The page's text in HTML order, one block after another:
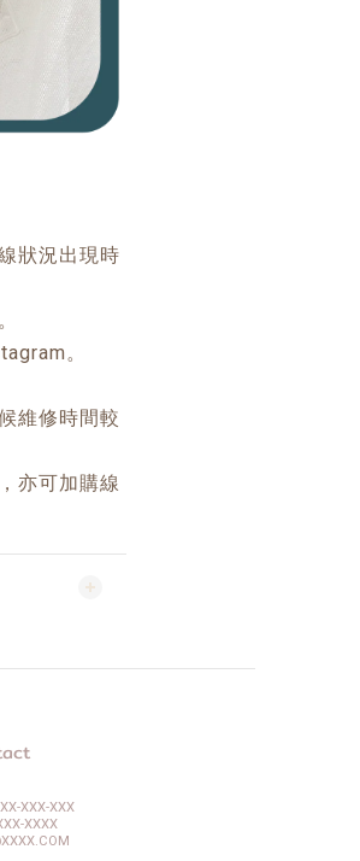
狀況出現時
。
維修時間較
亦可加購線
XXX-XXX
XXXX